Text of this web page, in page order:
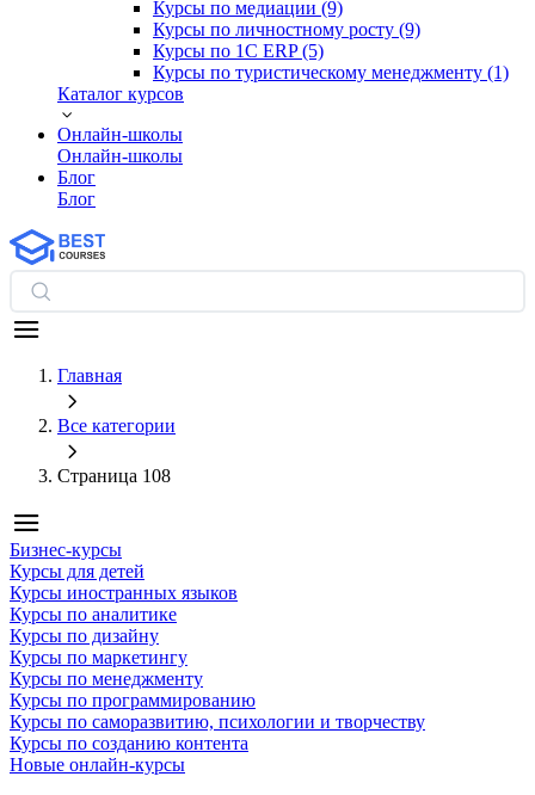
Курсы по медиации (9)
Курсы по личностному росту (9)
Курсы по 1С ERP (5)
Курсы по туристическому менеджменту (1)
Каталог курсов
Онлайн-школы
Онлайн-школы
Блог
Блог
Главная
Все категории
Страница 108
Бизнес-курсы
Курсы для детей
Курсы иностранных языков
Курсы по аналитике
Курсы по дизайну
Курсы по маркетингу
Курсы по менеджменту
Курсы по программированию
Курсы по саморазвитию, психологии и творчеству
Курсы по созданию контента
Новые онлайн‑курсы